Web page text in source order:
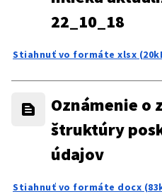
22_10_18
Stiahnuť vo formáte xlsx
Oznámenie o
štruktúry
údajov
Stiahnuť vo formáte docx